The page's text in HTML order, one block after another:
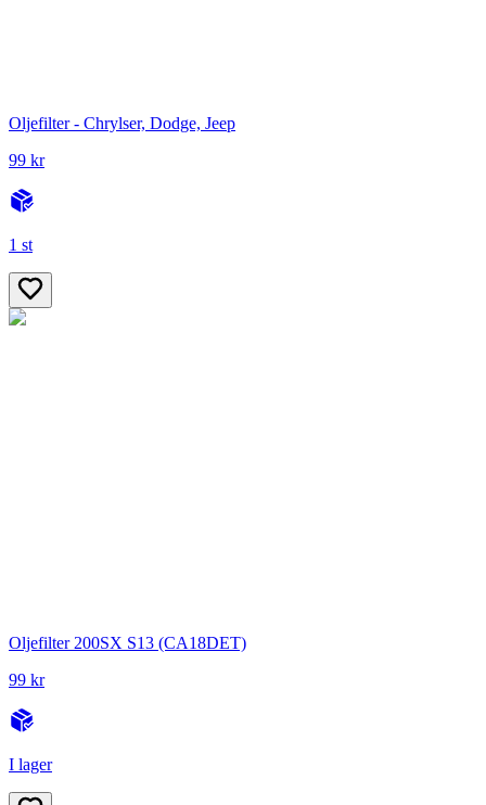
Oljefilter - Chrylser, Dodge, Jeep
99 kr
1 st
Oljefilter 200SX S13 (CA18DET)
99 kr
I lager